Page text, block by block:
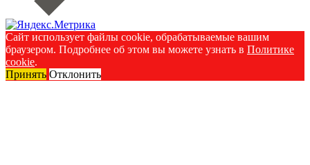
Сайт использует файлы cookie, обрабатываемые вашим
браузером. Подробнее об этом вы можете узнать в Политике
cookie.
Принять Отклонить